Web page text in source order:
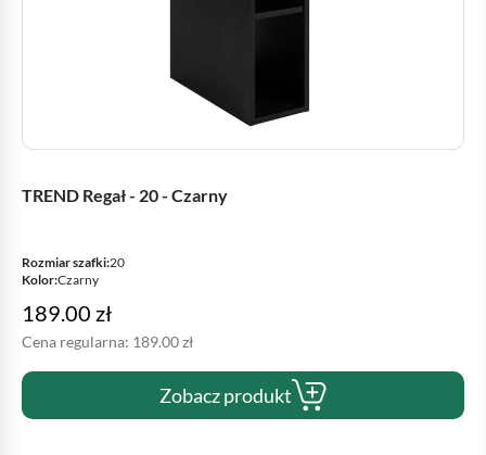
TREND Regał - 20 - Czarny
Rozmiar szafki:20
Kolor:Czarny
189.00 zł
Cena regularna: 189.00zł
Zobacz produkt